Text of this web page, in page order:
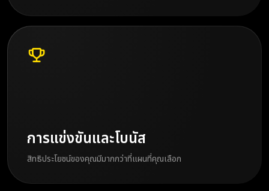
การแข่งขันและโบนัส
สิทธิประโยชน์ของคุณมีมากกว่าที่แผนที่คุณเลือก